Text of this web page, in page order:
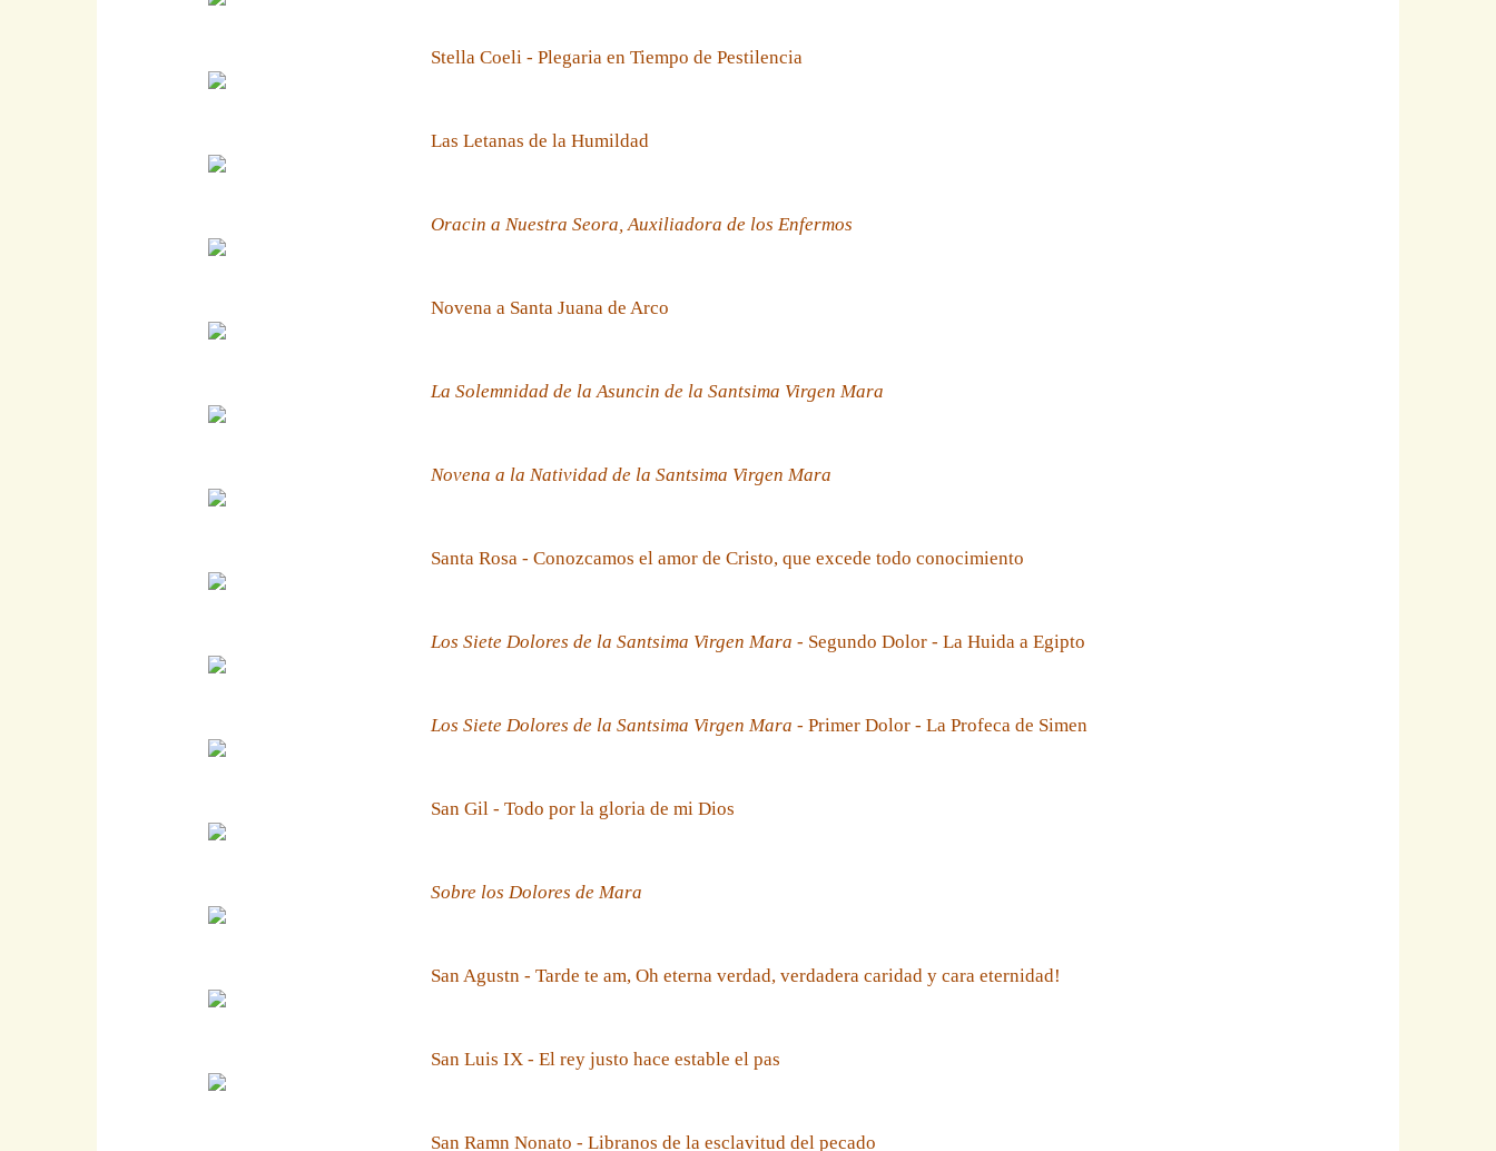
Stella Coeli - Plegaria en Tiempo de Pestilencia
Las Letanas de la Humildad
Oracin a Nuestra Seora, Auxiliadora de los Enfermos
Novena a Santa Juana de Arco
La Solemnidad de la Asuncin de la Santsima Virgen Mara
Novena a la Natividad de la Santsima Virgen Mara
Santa Rosa - Conozcamos el amor de Cristo, que excede todo conocimiento
Los Siete Dolores de la Santsima Virgen Mara - Segundo Dolor - La Huida a Egipto
Los Siete Dolores de la Santsima Virgen Mara - Primer Dolor - La Profeca de Simen
San Gil - Todo por la gloria de mi Dios
Sobre los Dolores de Mara
San Agustn - Tarde te am, Oh eterna verdad, verdadera caridad y cara eternidad!
San Luis IX - El rey justo hace estable el pas
San Ramn Nonato - Libranos de la esclavitud del pecado